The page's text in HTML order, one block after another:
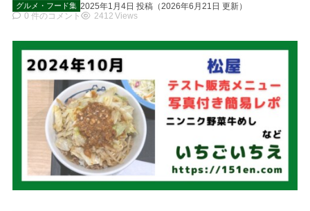
2025年1月4日 投稿（2026年6月21日 更新）
グルメ・フード集
0 件のコメント 2412 Views